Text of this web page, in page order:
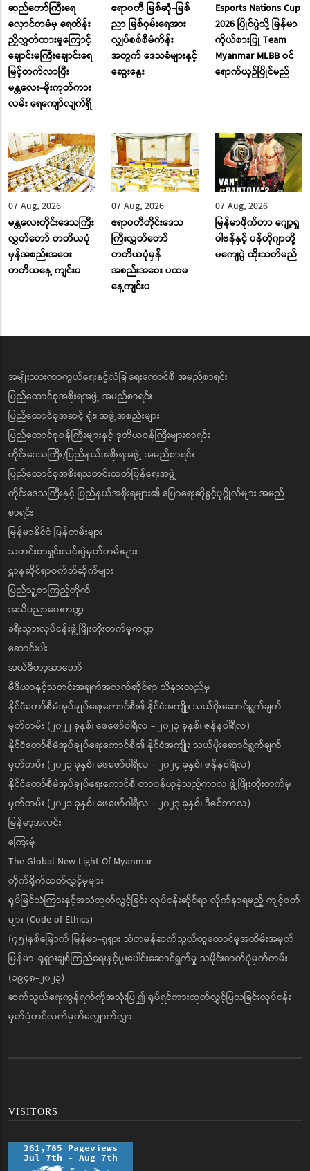
ဆည်တော်ကြီးရေ
လှောင်တမံမှ ရေထိန်း
ညှိလွှတ်ထားမှုကြောင့်
ချောင်းမကြီးချောင်းရေ
မြင့်တက်လာပြီး
မန္တလေး-မိုးကုတ်ကား
လမ်း ‌ရေ‌ကျော်လျက်ရှိ
ဧရာဝတီ မြစ်ဆုံ-မြစ်
ညာ မြစ်ဝှမ်းရေအား
လျှပ်စစ်စီမံကိန်း
အတွက် ဒေသခံများနှင့်
ဆွေးနွေး
Esports Nations Cup
2026 ပြိုင်ပွဲသို့ မြန်မာ
ကိုယ်စားပြု Team
Myanmar MLBB ဝင်
ရောက်ယှဉ်ပြိုင်မည်
07 Aug, 2026
မန္တလေးတိုင်းဒေသကြီး
လွှတ်တော် တတိယပုံ
မှန်အစည်းအဝေး
တတိယနေ့ ကျင်းပ
07 Aug, 2026
ဧရာဝတီတိုင်းဒေသ
ကြီးလွှတ်တော်
တတိယပုံမှန်
အစည်းအဝေး ပထမ
နေ့ကျင်းပ
07 Aug, 2026
မြန်မာဖိုက်တာ ဂျော့ရှု
ဝါဗန်နှင့် ပန်တိုဂျာတို့
မကျေပွဲ ထိုးသတ်မည်
အမျိုးသားကာကွယ်ရေးနှင့်လုံခြုံရေးကောင်စီ အမည်စာရင်း
ပြည်ထောင်စုအစိုးရအဖွဲ့ အမည်စာရင်း
ပြည်ထောင်စုအဆင့် ရုံး၊ အဖွဲ့အစည်းများ
ပြည်ထောင်စုဝန်ကြီးများနှင့် ဒုတိယဝန်ကြီးများစာရင်း
တိုင်းဒေသကြီး/ပြည်နယ်အစိုးရအဖွဲ့ အမည်စာရင်း
ပြည်ထောင်စုအစိုးရသတင်းထုတ်ပြန်ရေးအဖွဲ့
တိုင်းဒေသကြီးနှင့် ပြည်နယ်အစိုးရများ၏ ပြောရေးဆိုခွင့်ပုဂ္ဂိုလ်များ အမည်
စာရင်း
မြန်မာနိုင်ငံ ပြန်တမ်းများ
သတင်းစာရှင်းလင်းပွဲမှတ်တမ်းများ
ဌာနဆိုင်ရာဝက်ဘ်ဆိုက်များ
ပြည်သူ့စာကြည့်တိုက်
အသိပညာပေးကဏ္ဍ
ခရီးသွားလုပ်ငန်းဖွံ့ဖြိုးတိုးတက်မှုကဏ္ဍ
ဆောင်းပါး
အယ်ဒီတာ့အာဘော်
မီဒီယာနှင့်သတင်းအချက်အလက်ဆိုင်ရာ သိနားလည်မှု
နိုင်ငံတော်စီမံအုပ်ချုပ်ရေးကောင်စီ၏ နိုင်ငံအကျိုး သယ်ပိုးဆောင်ရွက်ချက်
မှတ်တမ်း (၂၀၂၂ ခုနှစ်၊ ဖေဖော်ဝါရီလ - ၂၀၂၃ ခုနှစ်၊ ဇန်နဝါရီလ)
နိုင်ငံတော်စီမံအုပ်ချုပ်ရေးကောင်စီ၏ နိုင်ငံအကျိုး သယ်ပိုးဆောင်ရွက်ချက်
မှတ်တမ်း (၂၀၂၃ ခုနှစ်၊ ဖေဖော်ဝါရီလ - ၂၀၂၄ ခုနှစ်၊ ဇန်နဝါရီလ)
နိုင်ငံတော်စီမံအုပ်ချုပ်ရေးကောင်စီ တာဝန်ယူခဲ့သည့်ကာလ ဖွံ့ဖြိုးတိုးတက်မှု
မှတ်တမ်း (၂၀၂၁ ခုနှစ်၊ ဖေဖော်ဝါရီလ - ၂၀၂၃ ခုနှစ်၊ ဒီဇင်ဘာလ)
မြန်မာ့အလင်း
ကြေးမုံ
The Global New Light Of Myanmar
တိုက်ရိုက်ထုတ်လွှင့်မှုများ
ရုပ်မြင်သံကြားနှင့်အသံထုတ်လွှင့်ခြင်း လုပ်ငန်းဆိုင်ရာ လိုက်နာရမည့် ကျင့်ဝတ်
များ (Code of Ethics)
(၇၅)နှစ်မြောက် မြန်မာ-ရုရှား သံတမန်ဆက်သွယ်ထူထောင်မှုအထိမ်းအမှတ်
မြန်မာ-ရုရှားချစ်ကြည်ရေးနှင့်ပူးပေါင်းဆောင်ရွက်မှု သမိုင်းဓာတ်ပုံမှတ်တမ်း
(၁၉၄၈-၂၀၂၃)
ဆက်သွယ်ရေးကွန်ရက်ကိုအသုံးပြု၍ ရုပ်ရှင်ကားထုတ်လွှင့်ပြသခြင်းလုပ်ငန်း
မှတ်ပုံတင်လက်မှတ်လျှောက်လွှာ
VISITORS